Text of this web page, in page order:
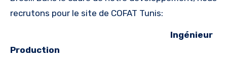
recrutons pour le site de COFAT Tunis:
Ingénieur
Production